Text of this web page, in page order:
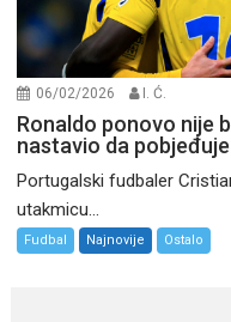
06/02/2026 I. Ć.
Ronaldo ponovo nije
nastavio da pobjeđuje
Portugalski fudbaler
utakmicu...
Fudbal Najnovije Ostalo